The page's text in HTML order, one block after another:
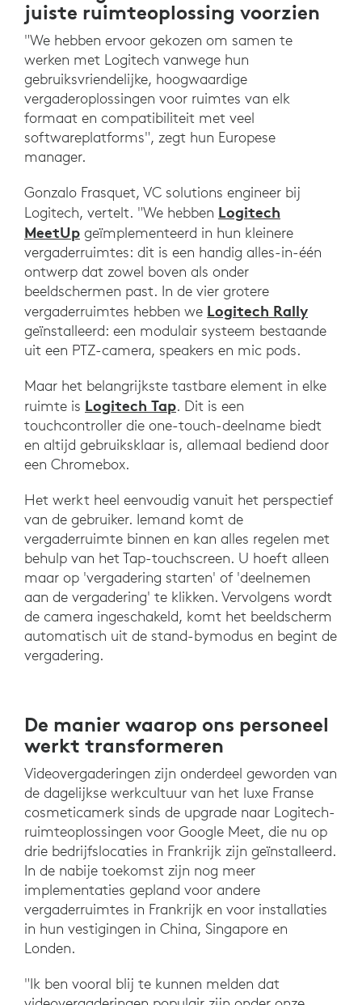
juiste ruimteoplossing voorzien
"We hebben ervoor gekozen om samen te
werken met Logitech vanwege hun
gebruiksvriendelijke, hoogwaardige
vergaderoplossingen voor ruimtes van elk
formaat en compatibiliteit met veel
softwareplatforms", zegt hun Europese
manager.
Gonzalo Frasquet, VC solutions engineer bij
Logitech, vertelt. "We hebben Logitech
MeetUp geïmplementeerd in hun kleinere
vergaderruimtes: dit is een handig alles-in-één
ontwerp dat zowel boven als onder
beeldschermen past. In de vier grotere
vergaderruimtes hebben we Logitech Rally
geïnstalleerd: een modulair systeem bestaande
uit een PTZ-camera, speakers en mic pods.
Maar het belangrijkste tastbare element in elke
ruimte is Logitech Tap. Dit is een
touchcontroller die one-touch-deelname biedt
en altijd gebruiksklaar is, allemaal bediend door
een Chromebox.
Het werkt heel eenvoudig vanuit het perspectief
van de gebruiker. Iemand komt de
vergaderruimte binnen en kan alles regelen met
behulp van het Tap-touchscreen. U hoeft alleen
maar op 'vergadering starten' of 'deelnemen
aan de vergadering' te klikken. Vervolgens wordt
de camera ingeschakeld, komt het beeldscherm
automatisch uit de stand-bymodus en begint de
vergadering.
De manier waarop ons personeel
werkt transformeren
Videovergaderingen zijn onderdeel geworden van
de dagelijkse werkcultuur van het luxe Franse
cosmeticamerk sinds de upgrade naar Logitech-
ruimteoplossingen voor Google Meet, die nu op
drie bedrijfslocaties in Frankrijk zijn geïnstalleerd.
In de nabije toekomst zijn nog meer
implementaties gepland voor andere
vergaderruimtes in Frankrijk en voor installaties
in hun vestigingen in China, Singapore en
Londen.
"Ik ben vooral blij te kunnen melden dat